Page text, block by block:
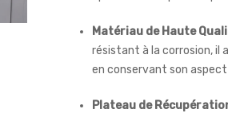
Matériau de Haute
résistant à la corrosion, il
en conservant son
Plateau de